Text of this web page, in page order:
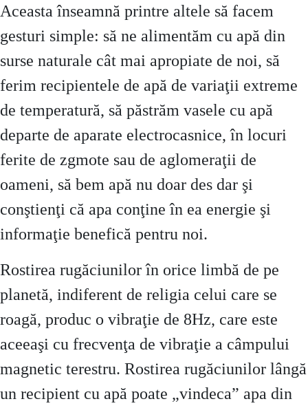
Aceasta înseamnă printre altele să facem
gesturi simple: să ne alimentăm cu apă din
surse naturale cât mai apropiate de noi, să
ferim recipientele de apă de variaţii extreme
de temperatură, să păstrăm vasele cu apă
departe de aparate electrocasnice, în locuri
ferite de zgmote sau de aglomeraţii de
oameni, să bem apă nu doar des dar şi
conştienţi că apa conţine în ea energie şi
informaţie benefică pentru noi.
Rostirea rugăciunilor în orice limbă de pe
planetă, indiferent de religia celui care se
roagă, produc o vibraţie de 8Hz, care este
aceeaşi cu frecvenţa de vibraţie a câmpului
magnetic terestru. Rostirea rugăciunilor lângă
un recipient cu apă poate „vindeca” apa din